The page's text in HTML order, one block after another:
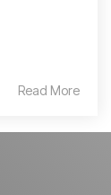
Read More